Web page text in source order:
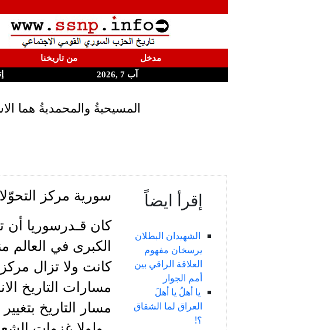
مدخل من تاريخنا
آب 7 ,2026
المسيحيةُ والمحمديةُ هما
إقرأ ايضاً
الشهيدان البطلان
يرسخان مفهوم
العلاقة الراقي بين
أمم الجوار
يا أهلُ يا أهلَ
العراق لما الشقاق
؟!
سورية مركز
كان قـدرسوريا أن
الكبرى في العالم
كانت ولا تزال
مسارات التاريخ
مسار التاريخ